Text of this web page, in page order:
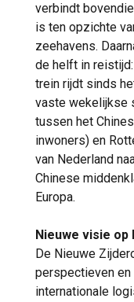
verbindt
is ten opzichte
zeehavens.
de helft in
trein rijdt sinds
vaste wekelijkse
tussen het
inwoners) en
van Nederland
Chinese
Europa.
Nieuwe visie
De Nieuwe
perspectieven
internationale